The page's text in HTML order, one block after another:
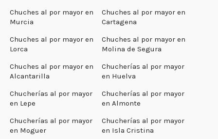
Chuches al por mayor en
Murcia
Chuches al por mayor en
Cartagena
Chuches al por mayor en
Lorca
Chuches al por mayor en
Molina de Segura
Chuches al por mayor en
Alcantarilla
Chucherías al por mayor
en Huelva
Chucherías al por mayor
en Lepe
Chucherías al por mayor
en Almonte
Chucherías al por mayor
en Moguer
Chucherías al por mayor
en Isla Cristina